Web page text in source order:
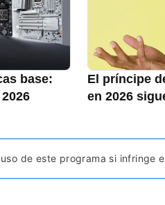
base:
El príncipe
en 2026
de este programa si infringe